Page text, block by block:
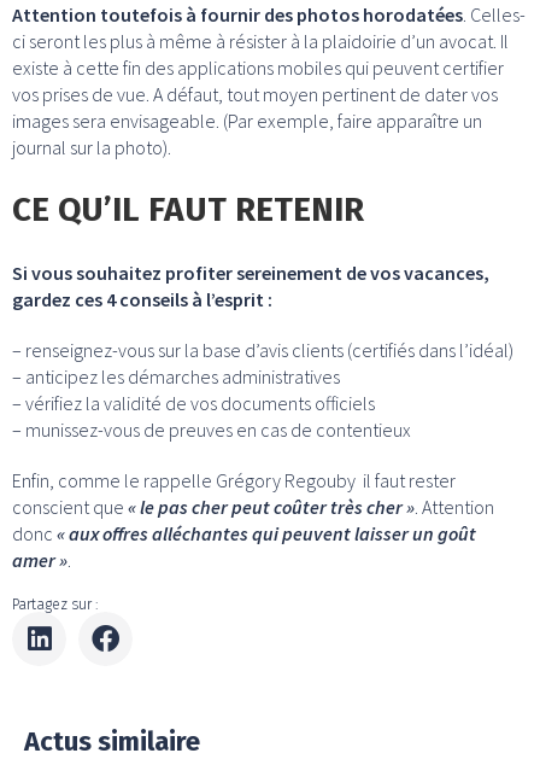
Attention toutefois à fournir des photos horodatées . Celles-
ci seront les plus à même à résister à la plaidoirie d’un avocat. Il
existe à cette fin des applications mobiles qui peuvent certifier
vos prises de vue. A défaut, tout moyen pertinent de dater vos
images sera envisageable. (Par exemple, faire apparaître un
journal sur la photo).
CE QU’IL FAUT RETENIR
Si vous souhaitez profiter sereinement de vos vacances,
gardez ces 4 conseils à l’esprit :
– renseignez-vous sur la base d’avis clients (certifiés dans l’idéal)
– anticipez les démarches administratives
– vérifiez la validité de vos documents officiels
– munissez-vous de preuves en cas de contentieux
Enfin, comme le rappelle Grégory Regouby il faut rester
conscient que « le pas cher peut coûter très cher » . Attention
donc « aux offres alléchantes qui peuvent laisser un goût
amer »
Partagez sur :
Actus similaire